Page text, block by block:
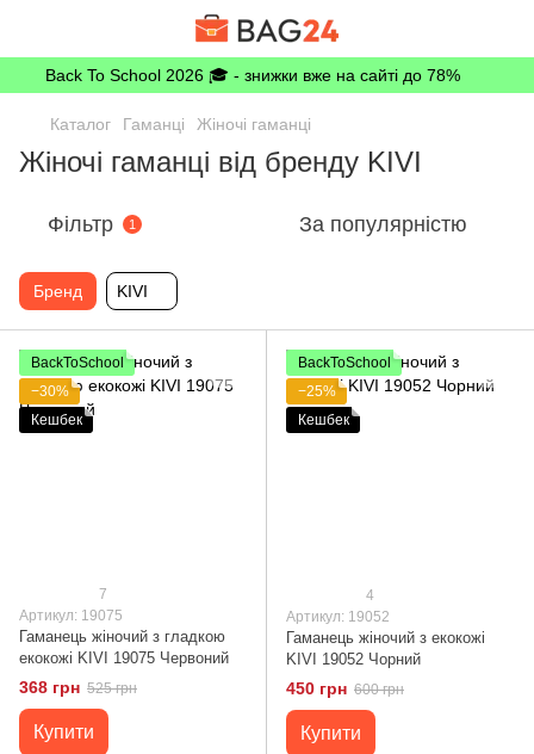
Back To School 2026 🎓 - знижки вже на сайті до 78%
Каталог Гаманці Жіночі гаманці
Жіночі гаманці від бренду KIVI
Фільтр 1 За популярністю
Бренд KIVI
BackToSchool
−30%
Кешбек
7
Артикул: 19075
Гаманець жіночий з гладкою
екокожі KIVI 19075 Червоний
368 грн 525 грн
Купити
BackToSchool
−25%
Кешбек
4
Артикул: 19052
Гаманець жіночий з екокожі
KIVI 19052 Чорний
450 грн 600 грн
Купити